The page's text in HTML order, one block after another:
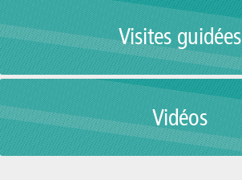
Visites guidées
Vidéos